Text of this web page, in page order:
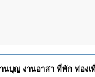
นบุญ งานอาสา ที่พัก ท่อง